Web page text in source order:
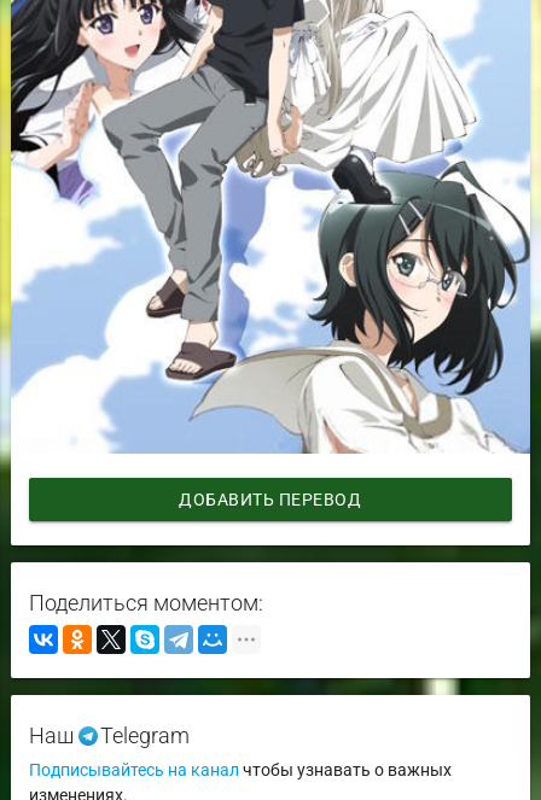
ДОБАВИТЬ ПЕРЕВОД
Поделиться моментом:
Наш Telegram
Подписывайтесь на канал чтобы узнавать о важных
изменениях.